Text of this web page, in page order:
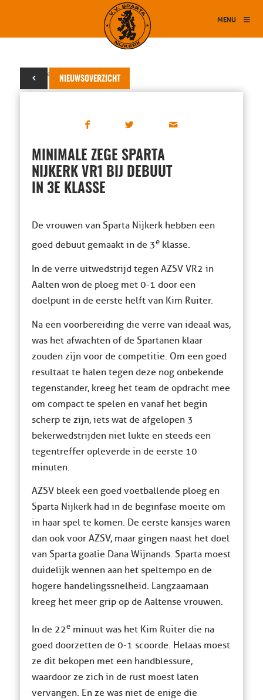
MENU
NIEUWSOVERZICHT
22 september 2018
MINIMALE ZEGE SPARTA
NIJKERK VR1 BIJ DEBUUT
IN 3E KLASSE
De vrouwen van Sparta Nijkerk hebben een
goed debuut gemaakt in de 3eklasse.
In de verre uitwedstrijd tegen AZSV VR2 in
Aalten won de ploeg met 0-1 door een
doelpunt in de eerste helft van Kim Ruiter.
Na een voorbereiding die verre van ideaal was,
was het afwachten of de Spartanen klaar
zouden zijn voor de competitie. Om een goed
resultaat te halen tegen deze nog onbekende
tegenstander, kreeg het team de opdracht mee
om compact te spelen en vanaf het begin
scherp te zijn, iets wat de afgelopen 3
bekerwedstrijden niet lukte en steeds een
tegentreffer opleverde in de eerste 10
minuten.
AZSV bleek een goed voetballende ploeg en
Sparta Nijkerk had in de beginfase moeite om
in haar spel te komen. De eerste kansjes waren
dan ook voor AZSV, maar gingen naast het doel
van Sparta goalie Dana Wijnands. Sparta moest
duidelijk wennen aan het speltempo en de
hogere handelingssnelheid. Langzaamaan
kreeg het meer grip op de Aaltense vrouwen.
In de 22eminuut was het Kim Ruiter die na
goed doorzetten de 0-1 scoorde. Helaas moest
ze dit bekopen met een handblessure,
waardoor ze zich in de rust moest laten
vervangen. En ze was niet de enige die